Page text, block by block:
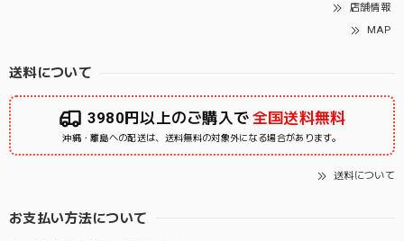
店舗情報
MAP
送料について
3980円以上のご購入で 全国送料無料
沖縄・離島への配送は、送料無料の対象外になる場合があります。
送料について
お支払い方法について